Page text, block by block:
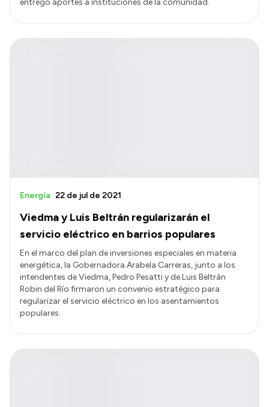
Viedma y Luis Beltrán regularizarán el
servicio eléctrico en barrios populares
Energía 22 de jul de 2021
En el marco del plan de inversiones especiales en materia
energética, la Gobernadora Arabela Carreras, junto a los
intendentes de Viedma, Pedro Pesatti y de Luis Beltrán
Robin del Río firmaron un convenio estratégico para
regularizar el servicio eléctrico en los asentamientos
populares.